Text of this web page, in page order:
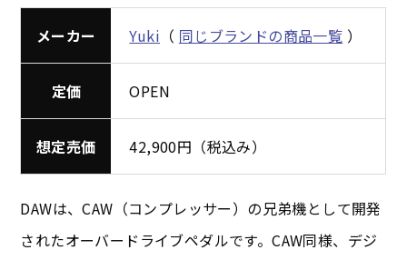
メーカー Yuki （ 同じブランドの商品一覧 ）
定価 OPEN
想定売価 42,900円（税込み）
DAWは、CAW（コンプレッサー）の兄弟機として開発
されたオーバードライブペダルです。CAW同様、デジ